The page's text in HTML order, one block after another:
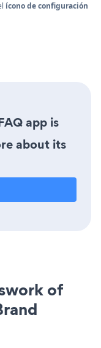
ícono de configuración
app is
about its
of